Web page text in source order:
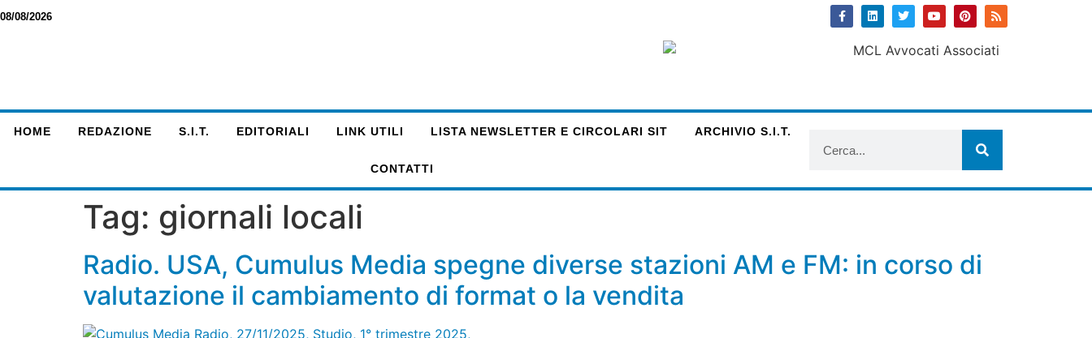
08/08/2026
HOME REDAZIONE S.I.T. EDITORIALI LINK UTILI LISTA NEWSLETTER E CIRCOLARI SIT ARCHIVIO S.I.T.
CONTATTI
Tag: giornali locali
Radio. USA, Cumulus Media spegne diverse stazioni AM e FM: in corso di
valutazione il cambiamento di format o la vendita